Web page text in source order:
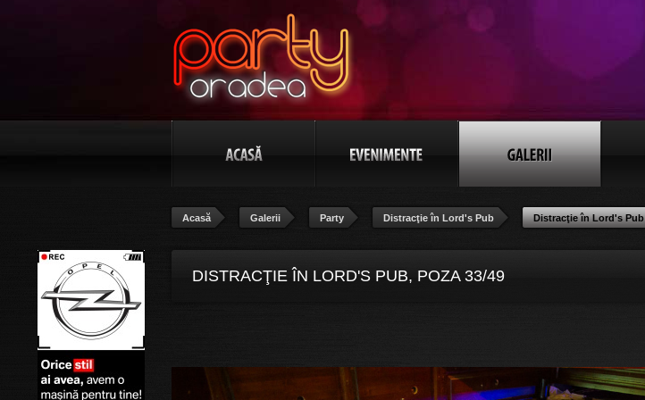
Acasă Galerii Party Distracţie în Lord's Pub Distracţie în Lord's Pub
DISTRACŢIE ÎN LORD'S PUB, POZA 33/49